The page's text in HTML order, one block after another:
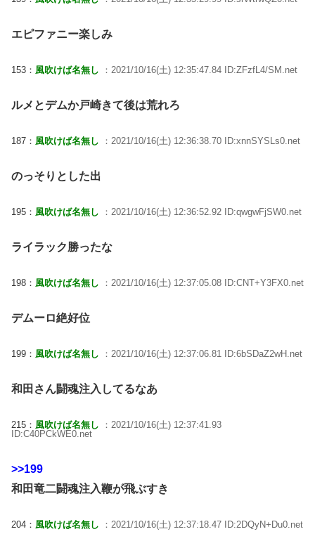
エピファニー楽しみ
153： 風吹けば名無し ：2021/10/16(土) 12:35:47.84 ID:ZFzfL4/SM.net
ルメとデムか戸崎きて後は荒れろ
187： 風吹けば名無し ：2021/10/16(土) 12:36:38.70 ID:xnnSYSLs0.net
のっそりとした出
195： 風吹けば名無し ：2021/10/16(土) 12:36:52.92 ID:qwgwFjSW0.net
ライラック勝ったな
198： 風吹けば名無し ：2021/10/16(土) 12:37:05.08 ID:CNT+Y3FX0.net
デムーロ絶好位
199： 風吹けば名無し ：2021/10/16(土) 12:37:06.81 ID:6bSDaZ2wH.net
和田さん闘魂注入してるなあ
215： 風吹けば名無し
：2021/10/16(土) 12:37:41.93
ID:C40PCkWE0.net
>>199
和田竜二闘魂注入鞭が飛ぶすき
204： 風吹けば名無し ：2021/10/16(土) 12:37:18.47 ID:2DQyN+Du0.net